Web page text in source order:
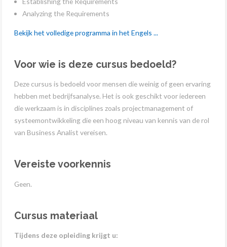
Analyzing the Requirements
Bekijk het volledige programma in het Engels ...
Voor wie is deze cursus bedoeld?
Deze cursus is bedoeld voor mensen die weinig of geen ervaring
hebben met bedrijfsanalyse. Het is ook geschikt voor iedereen
die werkzaam is in disciplines zoals projectmanagement of
systeemontwikkeling die een hoog niveau van kennis van de rol
van Business Analist vereisen.
Vereiste voorkennis
Geen.
Cursus materiaal
Tijdens deze opleiding krijgt u: